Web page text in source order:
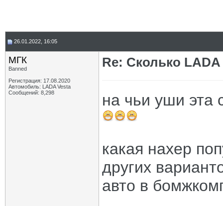
26.01.2022, 16:05
МГК
Banned
Регистрация: 17.08.2020
Автомобиль: LADA Vesta
Сообщений: 8,298
Re: Сколько
на чьи уши эта
какая нахер
других
авто в